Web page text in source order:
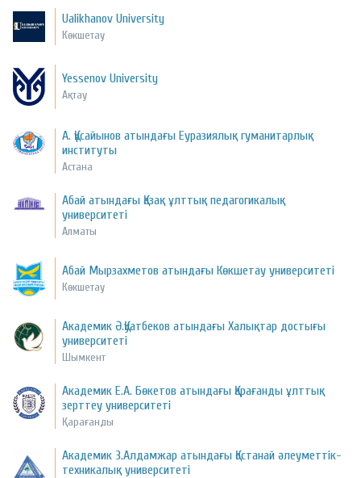
Ualikhanov University
Көкшетау
Yessenov University
Ақтау
А. Құсайынов атындағы Еуразиялық гуманитарлық
институты
Астана
Абай атындағы Қазақ ұлттық педагогикалық
университеті
Алматы
Абай Мырзахметов атындағы Көкшетау университеті
Көкшетау
Академик Ә.Қуатбеков атындағы Халықтар достығы
университеті
Шымкент
Академик Е.А. Бөкетов атындағы Қарағанды ұлттық
зерттеу университеті
Қарағанды
Академик З.Алдамжар атындағы Қостанай әлеуметтік-
техникалық университеті